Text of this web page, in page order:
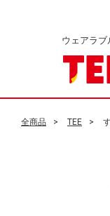
ウェアラ
全商品 TEE